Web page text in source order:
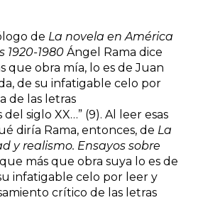
de La novela en América
1920-1980 Ángel Rama dice
que obra mía, lo es de Juan
de su infatigable celo por
de las letras
siglo XX…” (9). Al leer esas
diría Rama, entonces, de La
y realismo. Ensayos sobre
más que obra suya lo es de
infatigable celo por leer y
crítico de las letras